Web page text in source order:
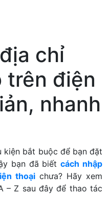
chỉ
trên điện
nhanh
kiện bắt buộc để bạn đặt
bạn đã biếtcách nhập
thoại chưa? Hãy xem
– Z sau đây để thao tác